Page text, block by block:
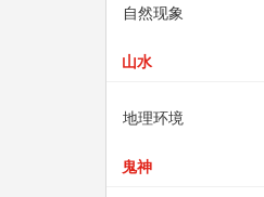
自然现象
山水
地理环境
鬼神